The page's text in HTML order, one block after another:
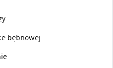
bębnowej